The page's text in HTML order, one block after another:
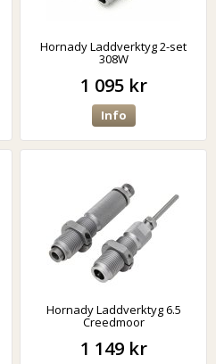
Hornady Laddverktyg 2-set
308W
1 095 kr
Info
Hornady Laddverktyg 6.5
Creedmoor
1 149 kr